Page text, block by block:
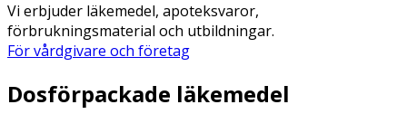
Vi erbjuder läkemedel, apoteksvaror,
förbrukningsmaterial och utbildningar.
För vårdgivare och företag
Dosförpackade läkemedel